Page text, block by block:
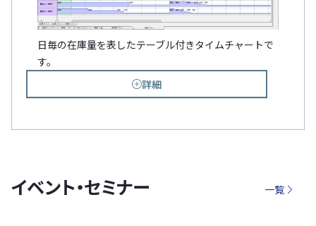
日毎の在庫量を表したテーブル付きタイムチャートで
す。
詳細
イベント・セミナー 一覧